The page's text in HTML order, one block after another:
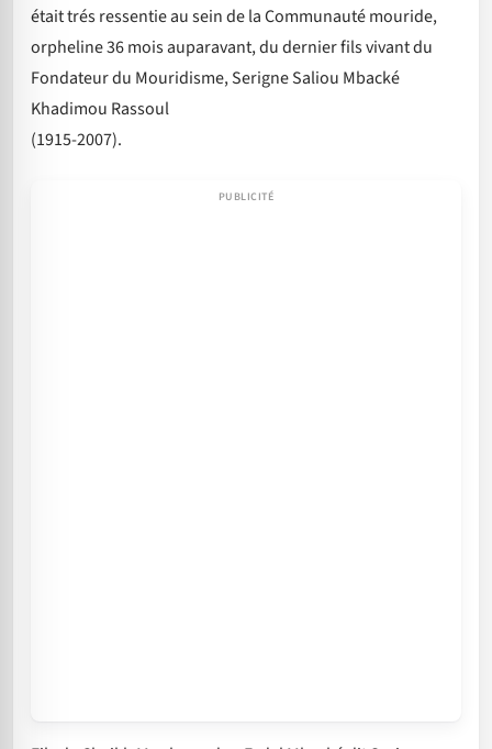
était trés ressentie au sein de la Communauté mouride,
orpheline 36 mois auparavant, du dernier fils vivant du
Fondateur du Mouridisme, Serigne Saliou Mbacké
Khadimou Rassoul
(1915-2007).